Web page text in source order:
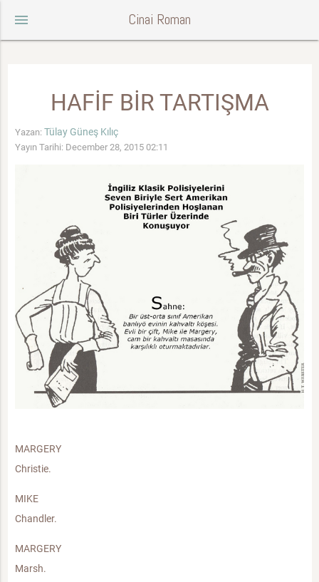
menu Cinai Roman
HAFİF BİR TARTIŞMA
Yazan: Tülay Güneş Kılıç
Yayın Tarihi: December 28, 2015 02:11
MARGERY
Christie.
MIKE
Chandler.
MARGERY
Marsh.